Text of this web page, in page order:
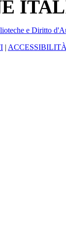
e Diritto
|